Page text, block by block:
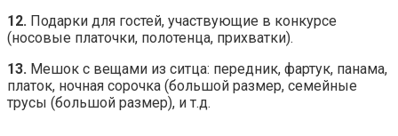
12. Подарки для гостей, участвующие в конкурсе
(носовые платочки, полотенца, прихватки).
13. Мешок с вещами из ситца: передник, фартук, панама,
платок, ночная сорочка (большой размер, семейные
трусы (большой размер), и т.д.